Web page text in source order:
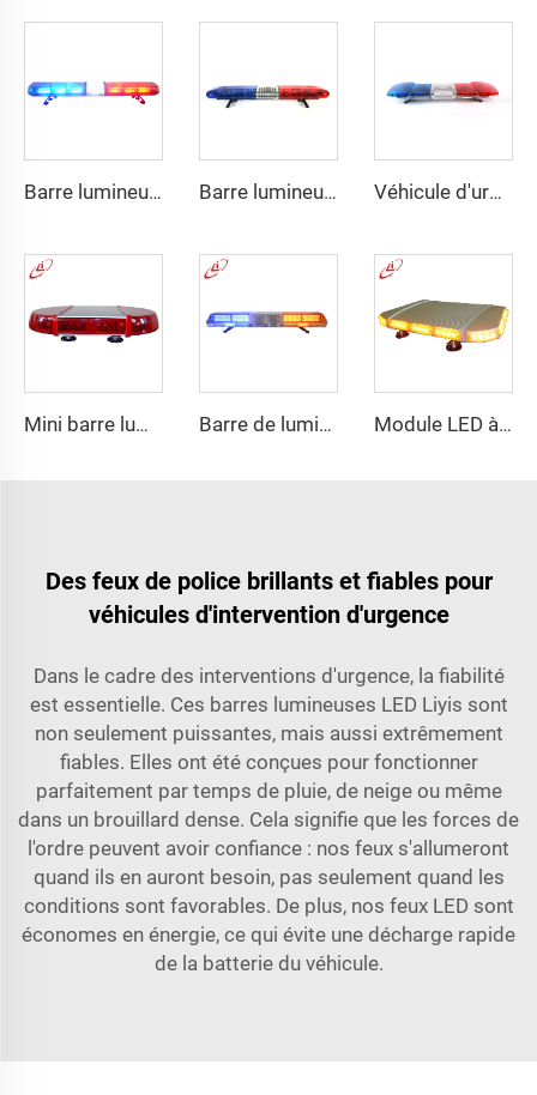
Barre lumineuse circulaire à LED Barre lumineuse d'urgence rotative à halogène pour police Véhicule d'urgence de police ambulance led
Mini barre lumineuse LED elliptique haute luminosité Barre de lumière LED double étage mince Module LED à cadre en aluminium, lumière stroboscopique d'avertissement, mini barre lumineuse
Des feux de police brillants et fiables pour
véhicules d'intervention d'urgence
Dans le cadre des interventions d'urgence, la fiabilité
est essentielle. Ces barres lumineuses LED Liyis sont
non seulement puissantes, mais aussi extrêmement
fiables. Elles ont été conçues pour fonctionner
parfaitement par temps de pluie, de neige ou même
dans un brouillard dense. Cela signifie que les forces de
l'ordre peuvent avoir confiance : nos feux s'allumeront
quand ils en auront besoin, pas seulement quand les
conditions sont favorables. De plus, nos feux LED sont
économes en énergie, ce qui évite une décharge rapide
de la batterie du véhicule.